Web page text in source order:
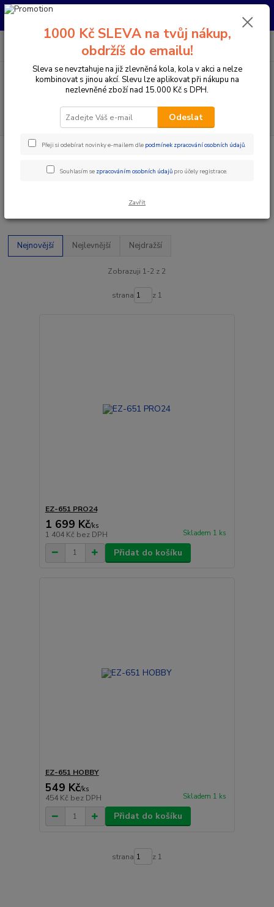
Pro nachystání kola / doplňků na prodejně si prosím zavolejte dopředu.
Menu
CZK
PO-PÁ 10:00-17:00 | SO: 9:00-12:00
Doplňky a helmy Odvzdušňovací sady
Odvzdušňovací sady
Upřesnit parametry
Nejnovější Nejlevnější Nejdražší
Zobrazuji 1-2 z 2
strana z 1
EZ-651 PRO24
1 699 Kč/ks
1 404 Kč bez DPH Skladem 1 ks
Přidat do košíku
EZ-651 HOBBY
549 Kč/ks
454 Kč bez DPH Skladem 1 ks
Přidat do košíku
strana z 1
1000 Kč SLEVA na tvůj nákup,
obdržíš do emailu!
Sleva se nevztahuje na již zlevněná kola, kola v akci a nelze
kombinovat s jinou akcí. Slevu lze aplikovat při nákupu na
nezlevněné zboží nad 15.000 Kč s DPH.
Odeslat
Přeji si odebírat novinky e-mailem dle podmínek zpracování osobních údajů.
Souhlasím se zpracováním osobních údajů pro účely registrace.
Zavřít